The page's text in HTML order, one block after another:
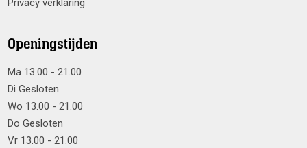
Privacy verklaring
Openingstijden
Ma 13.00 - 21.00
Di Gesloten
Wo 13.00 - 21.00
Do Gesloten
Vr 13.00 - 21.00